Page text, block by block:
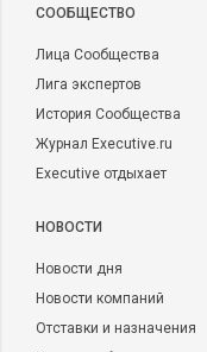
CООБЩЕСТВО
Лица Сообщества
Лига экспертов
История Сообщества
Журнал Executive.ru
Executive отдыхает
НОВОСТИ
Новости дня
Новости компаний
Отставки и назначения